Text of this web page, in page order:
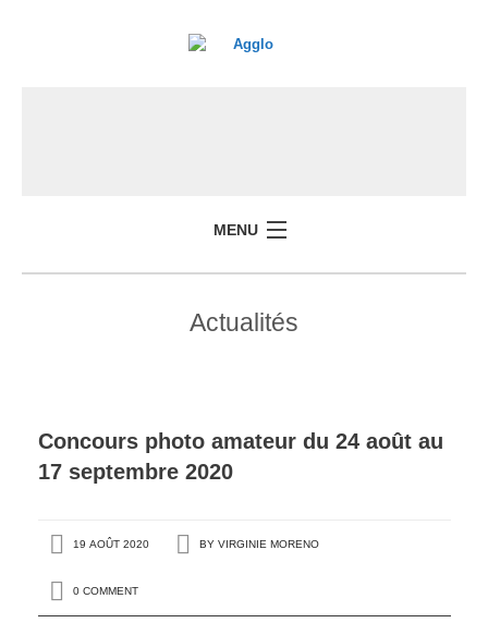
MENU
Actualités
Concours photo amateur du 24 août au
17 septembre 2020
19 AOÛT 2020 BY VIRGINIE MORENO
0 COMMENT